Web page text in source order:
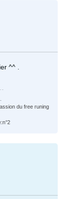
^^ .
du free runing